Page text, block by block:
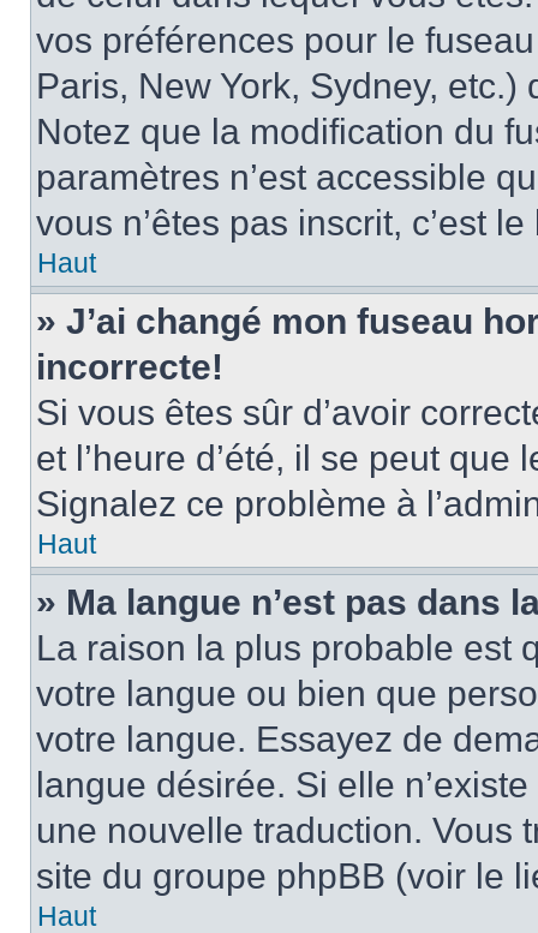
vos préférences pour le
Paris, New York, Sydney, etc.)
Notez que la modification du
paramètres n’est accessible
vous n’êtes pas inscrit, c’est
Haut
» J’ai changé mon fuseau
incorrecte!
Si vous êtes sûr d’avoir
et l’heure d’été, il se peut que
Signalez ce problème à
Haut
» Ma langue n’est pas dans
La raison la plus probable est
votre langue ou bien que
votre langue. Essayez de
langue désirée. Si elle
une nouvelle traduction. Vous
site du groupe phpBB (voir le
Haut